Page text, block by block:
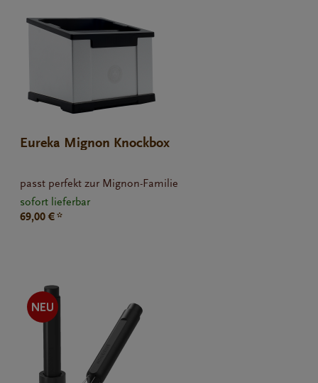
Eureka Mignon Knockbox
passt perfekt zur Mignon-Familie
sofort lieferbar
69,00 € *